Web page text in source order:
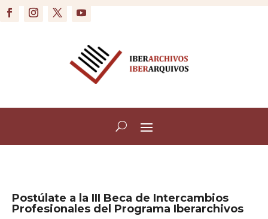
Postúlate a la III Beca de Intercambios
Profesionales del Programa Iberarchivos